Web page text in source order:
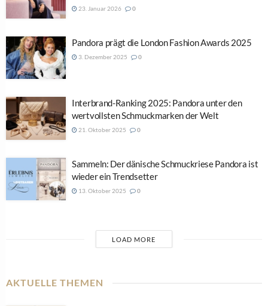
23. Januar 2026 0
Pandora prägt die London Fashion Awards 2025
3. Dezember 2025 0
Interbrand-Ranking 2025: Pandora unter den
wertvollsten Schmuckmarken der Welt
21. Oktober 2025 0
Sammeln: Der dänische Schmuckriese Pandora ist
wieder ein Trendsetter
13. Oktober 2025 0
LOAD MORE
AKTUELLE THEMEN